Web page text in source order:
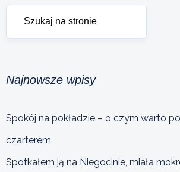
Najnowsze wpisy
Spokój na pokładzie – o czym warto
czarterem
Spotkałem ją na Niegocinie, miała